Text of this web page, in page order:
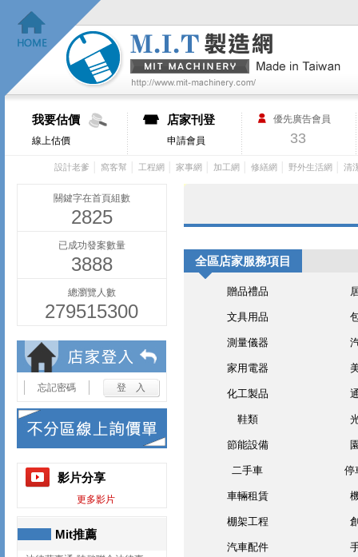
我要估價
線上估價
店家刊登
申請會員
優先廣告會員
33
設計老爹 窩客幫 工程網 家事網 加工網 修繕網 野外生活網 清
關鍵字在首頁組數
2825
已成功發案數量
3888
總瀏覽人數
279515300
忘記密碼
影片分享
更多影片
Mit推薦
全區店家服務項目
贈品禮品
文具用品
測量儀器
家用電器
化工製品
鞋類
節能設備
二手車 停
車輛租賃
棚架工程
汽車配件